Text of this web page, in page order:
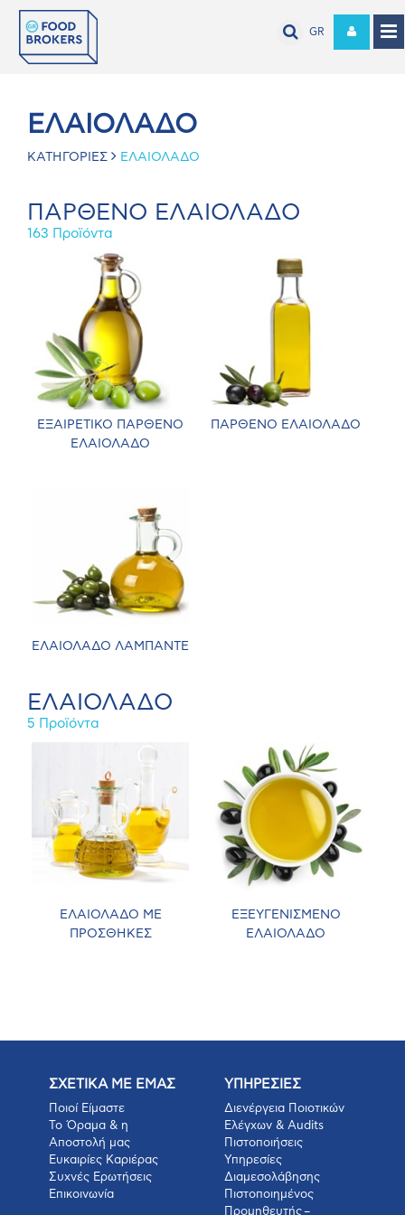
GR
ΕΛΑΙΟΛΑΔΟ
ΚΑΤΗΓΟΡΙΕΣ ΕΛΑΙΟΛΑΔΟ
ΠΑΡΘΕΝΟ ΕΛΑΙΟΛΑΔΟ
163 Προϊόντα
ΕΞΑΙΡΕΤΙΚΟ ΠΑΡΘΕΝΟ
ΕΛΑΙΟΛΑΔΟ
ΠΑΡΘΕΝΟ ΕΛΑΙΟΛΑΔΟ
ΕΛΑΙΟΛΑΔΟ ΛΑΜΠΑΝΤΕ
ΕΛΑΙΟΛΑΔΟ
5 Προϊόντα
ΕΛΑΙΟΛΑΔΟ ΜΕ
ΠΡΟΣΘΗΚΕΣ
ΕΞΕΥΓΕΝΙΣΜΕΝΟ
ΕΛΑΙΟΛΑΔΟ
ΣΧΕΤΙΚΑ ΜΕ ΕΜΑΣ
Ποιοί Είμαστε
Το Όραμα & η
Αποστολή μας
Ευκαιρίες Καριέρας
Συχνές Ερωτήσεις
Επικοινωνία
ΥΠΗΡΕΣΙΕΣ
Διενέργεια Ποιοτικών
Ελέγχων & Audits
Πιστοποιήσεις
Υπηρεσίες
Διαμεσολάβησης
Πιστοποιημένος
Προμηθευτής –